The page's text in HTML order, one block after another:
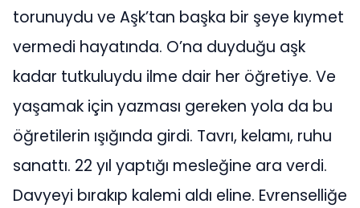
torunuydu ve Aşk’tan başka bir şeye kıymet
vermedi hayatında. O’na duyduğu aşk
kadar tutkuluydu ilme dair her öğretiye. Ve
yaşamak için yazması gereken yola da bu
öğretilerin ışığında girdi. Tavrı, kelamı, ruhu
sanattı. 22 yıl yaptığı mesleğine ara verdi.
Davyeyi bırakıp kalemi aldı eline. Evrenselliğe